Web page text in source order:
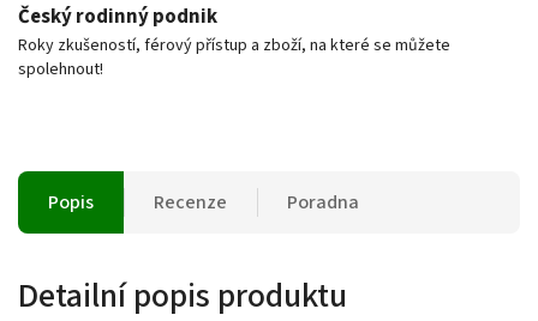
Český rodinný podnik
Roky zkušeností, férový přístup a zboží, na které se můžete
spolehnout!
Popis Recenze Poradna
Detailní popis produktu